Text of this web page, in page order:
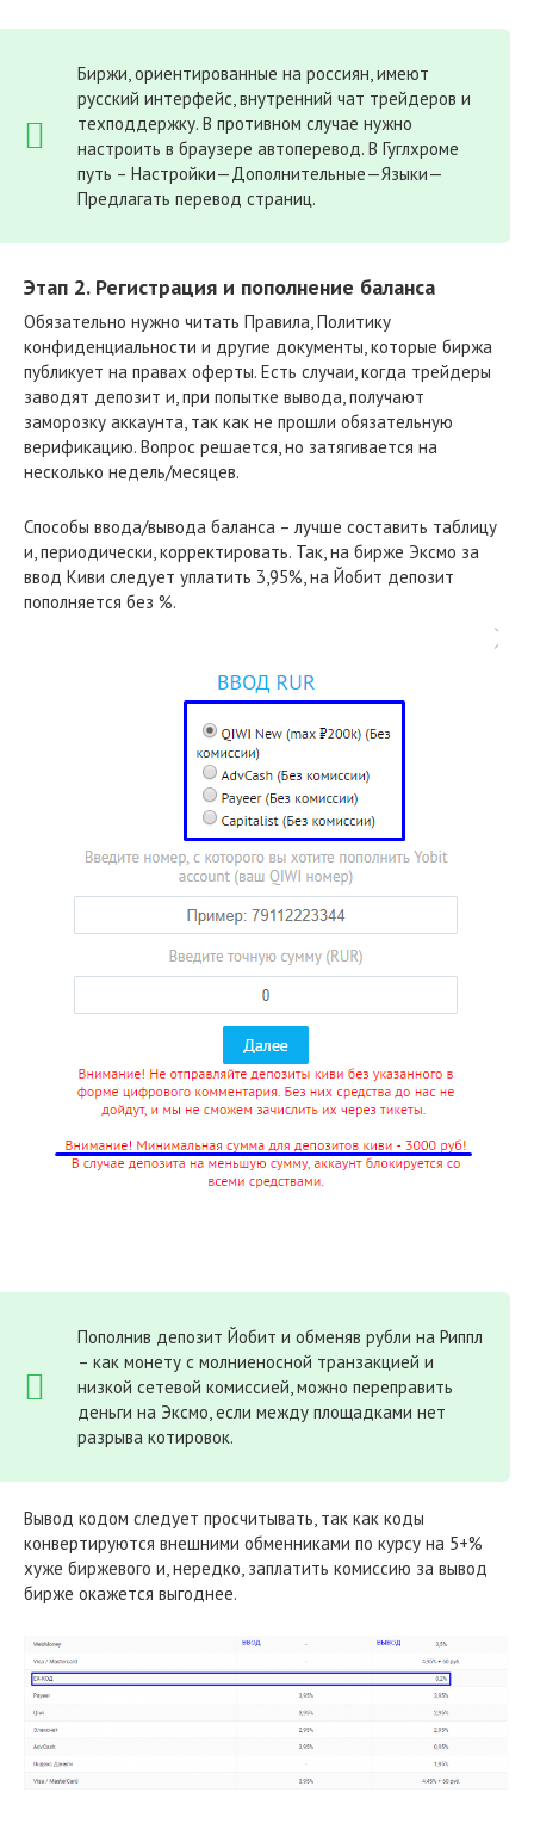
Биржи, ориентированные на россиян, имеют
русский интерфейс, внутренний чат трейдеров и
техподдержку. В противном случае нужно
настроить в браузере автоперевод. В Гуглхроме
путь – Настройки—Дополнительные—Языки—
Предлагать перевод страниц.
Этап 2. Регистрация и пополнение баланса
Обязательно нужно читать Правила, Политику
конфиденциальности и другие документы, которые биржа
публикует на правах оферты. Есть случаи, когда трейдеры
заводят депозит и, при попытке вывода, получают
заморозку аккаунта, так как не прошли обязательную
верификацию. Вопрос решается, но затягивается на
несколько недель/месяцев.
Способы ввода/вывода баланса – лучше составить таблицу
и, периодически, корректировать. Так, на бирже Эксмо за
ввод Киви следует уплатить 3,95%, на Йобит депозит
пополняется без %.
Пополнив депозит Йобит и обменяв рубли на Риппл
– как монету с молниеносной транзакцией и
низкой сетевой комиссией, можно переправить
деньги на Эксмо, если между площадками нет
разрыва котировок.
Вывод кодом следует просчитывать, так как коды
конвертируются внешними обменниками по курсу на 5+%
хуже биржевого и, нередко, заплатить комиссию за вывод
бирже окажется выгоднее.